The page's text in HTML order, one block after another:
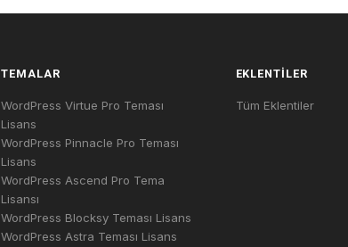
TEMALAR
WordPress Virtue Pro Teması
Lisans
WordPress Pinnacle Pro Teması
Lisans
WordPress Ascend Pro Tema
Lisansı
WordPress Blocksy Teması Lisans
WordPress Astra Teması Lisans
EKLENTILER
Tüm Eklentiler